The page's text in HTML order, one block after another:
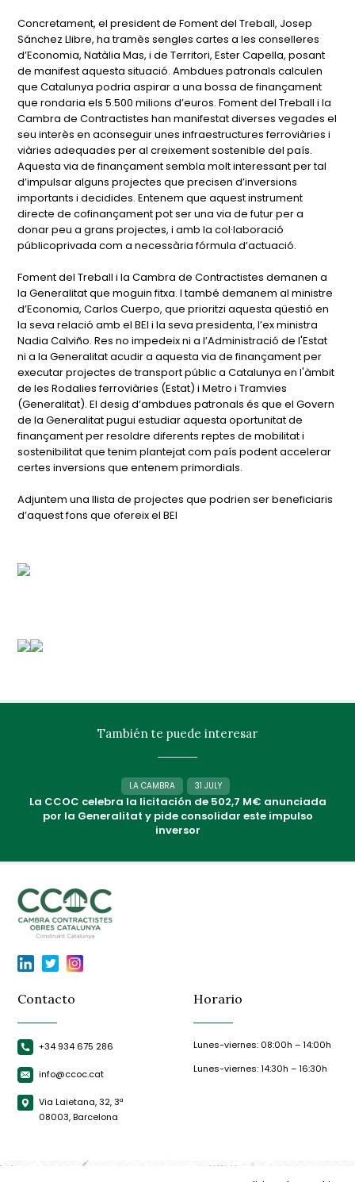
Concretament, el president de Foment del Treball, Josep
Sánchez Llibre, ha tramès sengles cartes a les conselleres
d’Economia, Natàlia Mas, i de Territori, Ester Capella, posant
de manifest aquesta situació. Ambdues patronals calculen
que Catalunya podria aspirar a una bossa de finançament
que rondaria els 5.500 milions d’euros. Foment del Treball i la
Cambra de Contractistes han manifestat diverses vegades el
seu interès en aconseguir unes infraestructures ferroviàries i
viàries adequades per al creixement sostenible del país.
Aquesta via de finançament sembla molt interessant per tal
d’impulsar alguns projectes que precisen d’inversions
importants i decidides. Entenem que aquest instrument
directe de cofinançament pot ser una via de futur per a
donar peu a grans projectes, i amb la col·laboració
públicoprivada com a necessària fórmula d’actuació.
Foment del Treball i la Cambra de Contractistes demanen a
la Generalitat que moguin fitxa. I també demanem al ministre
d’Economia, Carlos Cuerpo, que prioritzi aquesta qüestió en
la seva relació amb el BEI i la seva presidenta, l’ex ministra
Nadia Calviño. Res no impedeix ni a l’Administració de l'Estat
ni a la Generalitat acudir a aquesta via de finançament per
executar projectes de transport públic a Catalunya en l'àmbit
de les Rodalies ferroviàries (Estat) i Metro i Tramvies
(Generalitat). El desig d’ambdues patronals és que el Govern
de la Generalitat pugui estudiar aquesta oportunitat de
finançament per resoldre diferents reptes de mobilitat i
sostenibilitat que tenim plantejat com país podent accelerar
certes inversions que entenem primordials.
Adjuntem una llista de projectes que podrien ser beneficiaris
d’aquest fons que ofereix el BEI
También te puede interesar
LA CAMBRA 31 JULY
La CCOC celebra la licitación de 502,7 M€ anunciada
por la Generalitat y pide consolidar este impulso
inversor
Contacto
+34 934 675 286
info@ccoc.cat
Via Laietana, 32, 3ª
08003, Barcelona
Horario
Lunes-viernes: 08:00h – 14:00h
Lunes-viernes: 14:30h – 16:30h